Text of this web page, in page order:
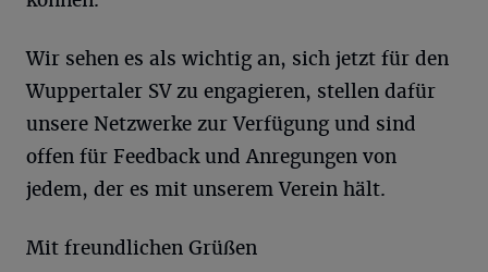
Wir sehen es als wichtig an, sich jetzt für den
Wuppertaler SV zu engagieren, stellen dafür
unsere Netzwerke zur Verfügung und sind
offen für Feedback und Anregungen von
jedem, der es mit unserem Verein hält.
Mit freundlichen Grüßen